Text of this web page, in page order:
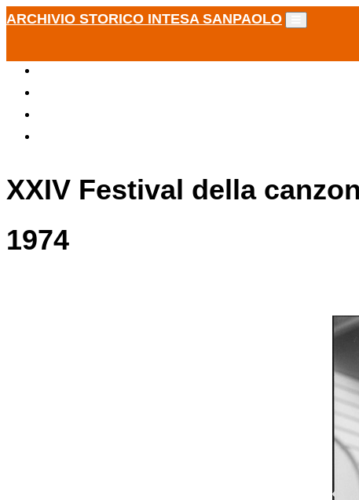
ARCHIVIO STORICO INTESA SANPAOLO
XXIV Festival della
1974